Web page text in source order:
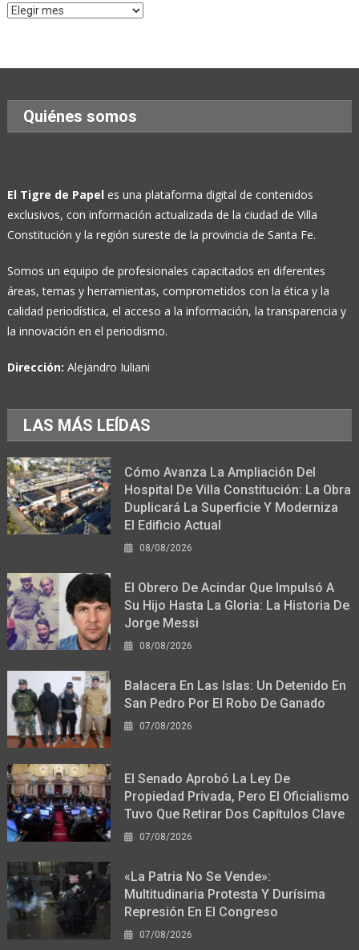
Archivo
Quiénes somos
El Tigre de Papel es una plataforma digital de contenidos
exclusivos, con información actualizada de la ciudad de Villa
Constitución y la región sureste de la provincia de Santa Fe.
Somos un equipo de profesionales capacitados en diferentes
áreas, temas y herramientas, comprometidos con la ética y la
calidad periodística, el acceso a la información, la transparencia y
la innovación en el periodismo.
Dirección:Alejandro Iuliani
LAS MÁS LEÍDAS
Cómo Avanza La Ampliación Del
Hospital De Villa Constitución: La Obra
Duplicará La Superficie Y Moderniza
El Edificio Actual
08/08/2026
El Obrero De Acindar Que Impulsó A
Su Hijo Hasta La Gloria: La Historia De
Jorge Messi
08/08/2026
Balacera En Las Islas: Un Detenido En
San Pedro Por El Robo De Ganado
07/08/2026
El Senado Aprobó La Ley De
Propiedad Privada, Pero El Oficialismo
Tuvo Que Retirar Dos Capítulos Clave
07/08/2026
«La Patria No Se Vende»:
Multitudinaria Protesta Y Durísima
Represión En El Congreso
07/08/2026